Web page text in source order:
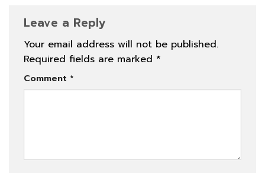
Leave a Reply
Your email address will not be published.
Required fields are marked *
Comment *